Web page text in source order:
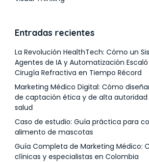
Entradas recientes
La Revolución HealthTech: Cómo un
Agentes de IA y Automatización
Cirugía Refractiva en Tiempo Récord
Marketing Médico Digital: Cómo
de captación ética y de alta
salud
Caso de estudio: Guía práctica para
alimento de mascotas
Guía Completa de Marketing Médico:
clínicas y especialistas en Colombia